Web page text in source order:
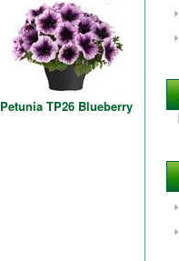
Petunia TP26 Blueberry